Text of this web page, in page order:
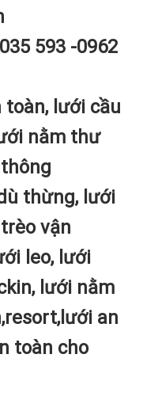
593 -0962
lưới cầu
nằm thư
thừng, lưới
vận
leo, lưới
lưới nằm
an
toàn cho